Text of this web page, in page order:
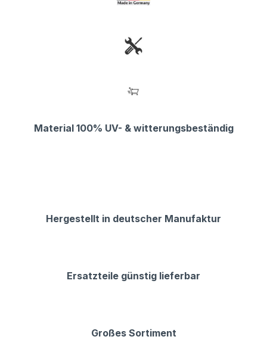
Material 100% UV- & witterungsbeständig
Hergestellt in deutscher Manufaktur
Ersatzteile günstig lieferbar
Großes Sortiment